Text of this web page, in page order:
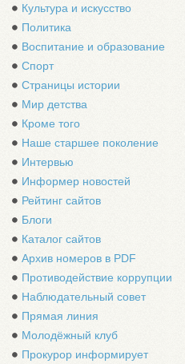
Культура и искусство
Политика
Воспитание и образование
Спорт
Страницы истории
Мир детства
Кроме того
Наше старшее поколение
Интервью
Информер новостей
Рейтинг сайтов
Блоги
Каталог сайтов
Архив номеров в PDF
Противодействие коррупции
Наблюдательный совет
Прямая линия
Молодёжный клуб
Прокурор информирует